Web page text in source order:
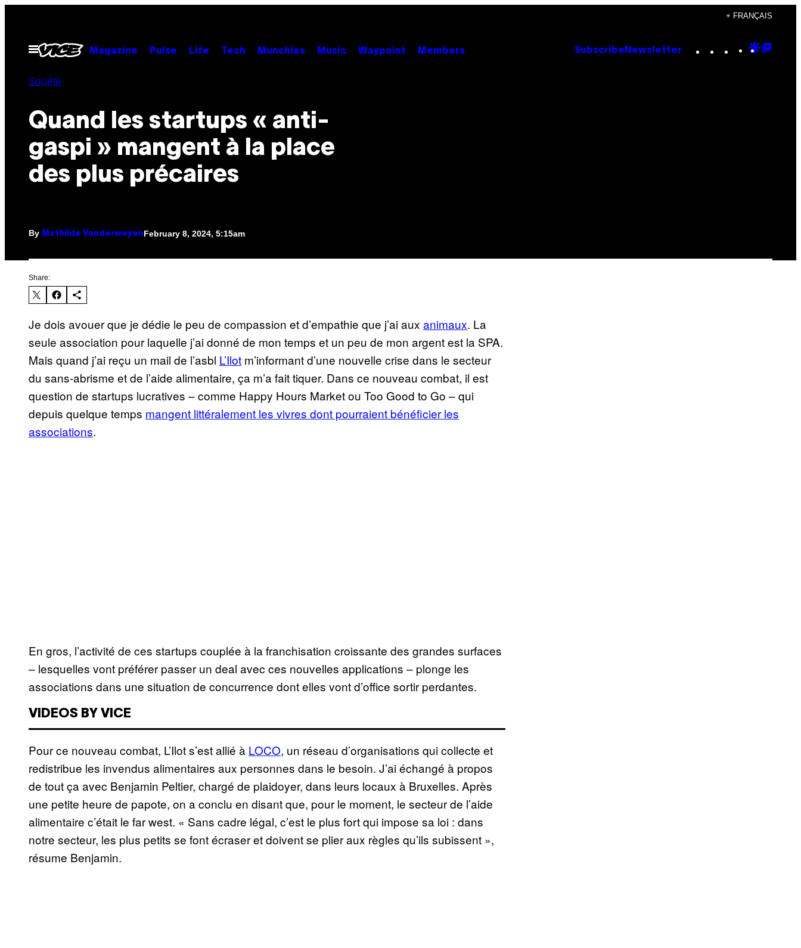
content
+ FRANÇAIS
Open
Menu
Magazine Pulse Life Tech Munchies Music Waypoint Members Subscribe Newsletter Instagram
TikTok
YouTube
Google
Société
Quand les startups « anti-
gaspi » mangent à la place
des plus précaires
By Mathilde VanderweyenFebruary 8, 2024, 5:15am
Share:
Je dois avouer que je dédie le peu de compassion et d’empathie que j’ai aux animaux. La
seule association pour laquelle j’ai donné de mon temps et un peu de mon argent est la SPA.
Mais quand j’ai reçu un mail de l’asbl L’Ilot m’informant d’une nouvelle crise dans le secteur
du sans-abrisme et de l’aide alimentaire, ça m’a fait tiquer. Dans ce nouveau combat, il est
question de startups lucratives – comme Happy Hours Market ou Too Good to Go – qui
depuis quelque temps mangent littéralement les vivres dont pourraient bénéficier les
associations.
En gros, l’activité de ces startups couplée à la franchisation croissante des grandes surfaces
– lesquelles vont préférer passer un deal avec ces nouvelles applications – plonge les
associations dans une situation de concurrence dont elles vont d’office sortir perdantes.
VIDEOS BY VICE
Pour ce nouveau combat, L’Ilot s’est allié à LOCO, un réseau d’organisations qui collecte et
redistribue les invendus alimentaires aux personnes dans le besoin. J’ai échangé à propos
de tout ça avec Benjamin Peltier, chargé de plaidoyer, dans leurs locaux à Bruxelles. Après
une petite heure de papote, on a conclu en disant que, pour le moment, le secteur de l’aide
alimentaire c’était le far west. « Sans cadre légal, c’est le plus fort qui impose sa loi : dans
notre secteur, les plus petits se font écraser et doivent se plier aux règles qu’ils subissent »,
résume Benjamin.